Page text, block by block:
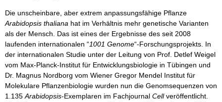
Die unscheinbare, aber extrem anpassungsfähige Pflanze
Arabidopsis thaliana hat im Verhältnis mehr genetische Varianten
als der Mensch. Das ist eines der Ergebnisse des seit 2008
laufenden internationalen “1001 Genome“-Forschungsprojekts. In
der internationalen Studie unter der Leitung von Prof. Detlef Weigel
vom Max-Planck-Institut für Entwicklungsbiologie in Tübingen und
Dr. Magnus Nordborg vom Wiener Gregor Mendel Institut für
Molekulare Pflanzenbiologie wurden nun die Genomsequenzen von
1.135Arabidopsis-Exemplaren im Fachjournal Cellveröffentlicht.